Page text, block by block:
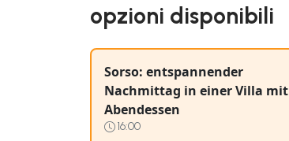
opzioni disponibili
Sorso: entspannender
Nachmittag in einer Villa mit
Abendessen
16:00